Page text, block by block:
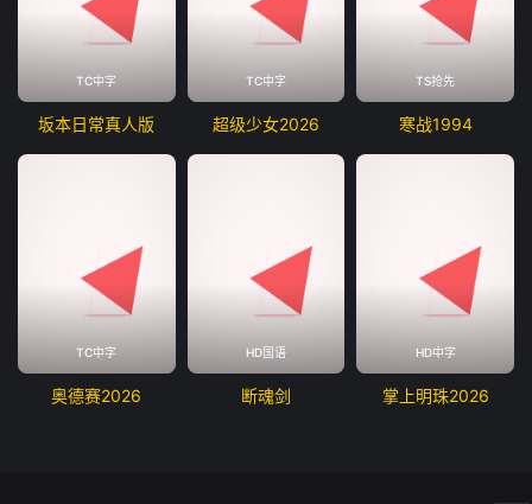
TC中字
坂本日常真人版
TC中字
超级少女2026
TS抢先
寒战1994
TC中字
奥德赛2026
HD国语
断魂剑
HD中字
掌上明珠2026